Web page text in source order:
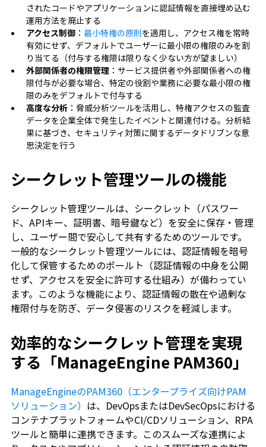
されたコードやアプリケーションに認証情報を直接埋め込む
運用方法を廃止する
アクセス制御： 最小特権の原則を適用し、アクセス権を常時
有効にせず、デフォルトでユーザーに最小限の権限のみを割
り当てる（付与する権限は限りなく少ない方が望ましい）
外部関係者の権限管理：サービス提供者や外部関係者への権
限付与が必要な場合、特定の役割や業務に必要な最小限の権
限のみをデフォルトで付与する
高度な分析：脅威分析ツールを活用し、特権アクセスの監査
データを企業全体で発生したイベントと関連付ける。分析結
果に基づき、セキュリティ対策に関するデータドリブンな意
思決定を行う
シークレット管理ツールの機能
シークレット管理ツールは、シークレット（パスワー
ド、APIキー、証明書、暗号鍵など）を安全に保存・管理
し、ユーザー間で安心して共有するためのツールです。
一般的なシークレット管理ツールには、認証情報を暗号
化して保管するためのボールト（認証情報の中身を公開
せず、アクセスを安全に許可する仕組み）が備わってい
ます。このような機能により、認証情報の散在や過剰な
権限付与を防ぎ、データ侵害のリスクを軽減します。
効率的なシークレット管理を実現
する「ManageEngine PAM360」
ManageEngineのPAM360（エンタープライズ向けPAM
ソリューション） は、DevOpsまたはDevSecOpsにおける
コンテナプラットフォームやCI/CDソリューション、RPA
ツールと簡単に連携できます。このスムーズな連携によ